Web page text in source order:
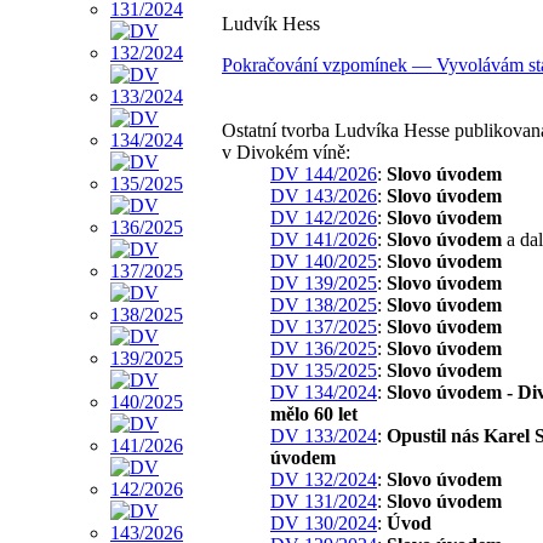
Ludvík Hess
Pokračování vzpomínek — Vyvolávám
Ostatní tvorba Ludvíka Hesse
v Divokém víně:
DV 144/2026: Slovo úvodem
DV 143/2026: Slovo úvodem
DV 142/2026: Slovo úvodem
DV 141/2026: Slovo úvodem a
DV 140/2025: Slovo úvodem
DV 139/2025: Slovo úvodem
DV 138/2025: Slovo úvodem
DV 137/2025: Slovo úvodem
DV 136/2025: Slovo úvodem
DV 135/2025: Slovo úvodem
DV 134/2024: Slovo úvodem -
mělo 60 let
DV 133/2024: Opustil nás Karel
úvodem
DV 132/2024: Slovo úvodem
DV 131/2024: Slovo úvodem
DV 130/2024: Úvod